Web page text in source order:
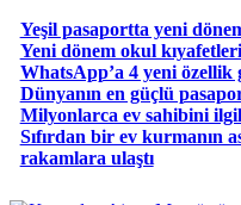
Yeşil pasaportta yeni
Yeni dönem okul
WhatsApp’a 4 yeni özellik
Dünyanın en güçlü
Milyonlarca ev sahibini
Sıfırdan bir ev kurmanın
rakamlara ulaştı